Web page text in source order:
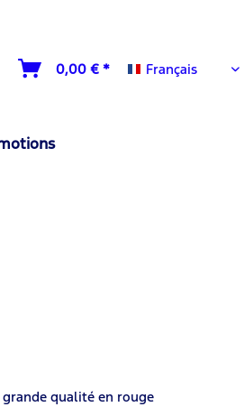
0,00 € * Français
Français
qualité en rouge